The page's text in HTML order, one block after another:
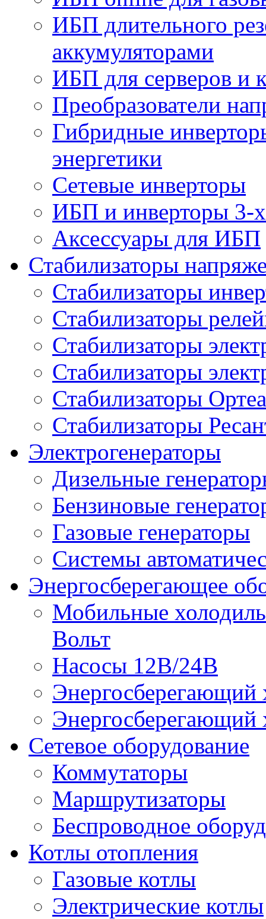
ИБП длительного
аккумуляторами
ИБП для серверов и
Преобразователи
Гибридные
энергетики
Сетевые инверторы
ИБП и инверторы 3-
Аксессуары для ИБП
Стабилизаторы
Стабилизаторы
Стабилизаторы
Стабилизаторы
Стабилизаторы
Стабилизаторы Ортеа
Стабилизаторы
Электрогенераторы
Дизельные
Бензиновые
Газовые генераторы
Системы
Энергосберегающее
Мобильные
Вольт
Насосы 12В/24В
Энергосберегающий
Энергосберегающий
Сетевое оборудование
Коммутаторы
Маршрутизаторы
Беспроводное
Котлы отопления
Газовые котлы
Электрические котлы